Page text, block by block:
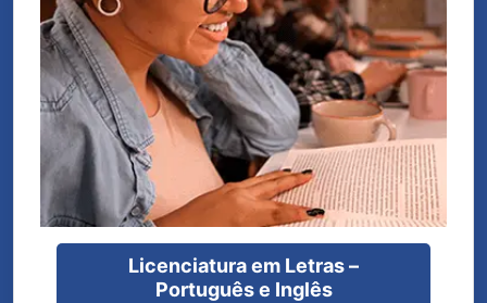
Licenciatura em Letras –
Português e Inglês